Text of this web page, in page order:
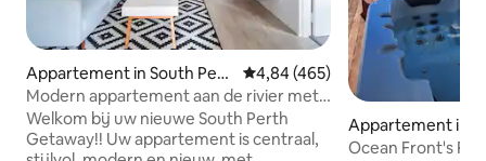
Appartement in South Pert
h
Gemiddelde beoordeling van
4,84 (465)
Modern appartement aan de rivier met
zwembad
Welkom bij uw nieuwe South Perth
Getaway!! Uw appartement is centraal,
Appartement in
ee
Ocean Front's